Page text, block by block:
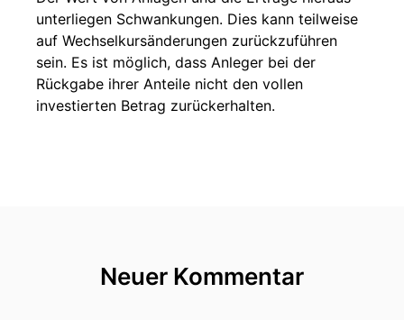
unterliegen Schwankungen. Dies kann teilweise
auf Wechselkursänderungen zurückzuführen
sein. Es ist möglich, dass Anleger bei der
Rückgabe ihrer Anteile nicht den vollen
investierten Betrag zurückerhalten.
Neuer Kommentar